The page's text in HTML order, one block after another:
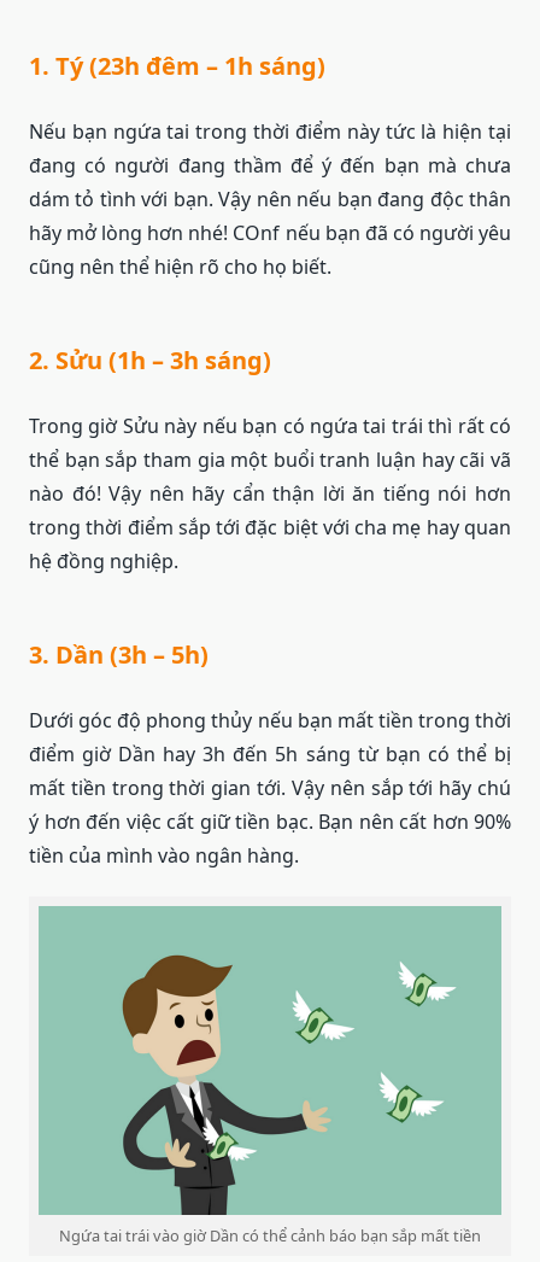
1. Tý (23h đêm – 1h sáng)
Nếu bạn ngứa tai trong thời điểm này tức là hiện tại
đang có người đang thầm để ý đến bạn mà chưa
dám tỏ tình với bạn. Vậy nên nếu bạn đang độc thân
hãy mở lòng hơn nhé! COnf nếu bạn đã có người yêu
cũng nên thể hiện rõ cho họ biết.
2. Sửu (1h – 3h sáng)
Trong giờ Sửu này nếu bạn có ngứa tai trái thì rất có
thể bạn sắp tham gia một buổi tranh luận hay cãi vã
nào đó! Vậy nên hãy cẩn thận lời ăn tiếng nói hơn
trong thời điểm sắp tới đặc biệt với cha mẹ hay quan
hệ đồng nghiệp.
3. Dần (3h – 5h)
Dưới góc độ phong thủy nếu bạn mất tiền trong thời
điểm giờ Dần hay 3h đến 5h sáng từ bạn có thể bị
mất tiền trong thời gian tới. Vậy nên sắp tới hãy chú
ý hơn đến việc cất giữ tiền bạc. Bạn nên cất hơn 90%
tiền của mình vào ngân hàng.
Ngứa tai trái vào giờ Dần có thể cảnh báo bạn sắp mất tiền